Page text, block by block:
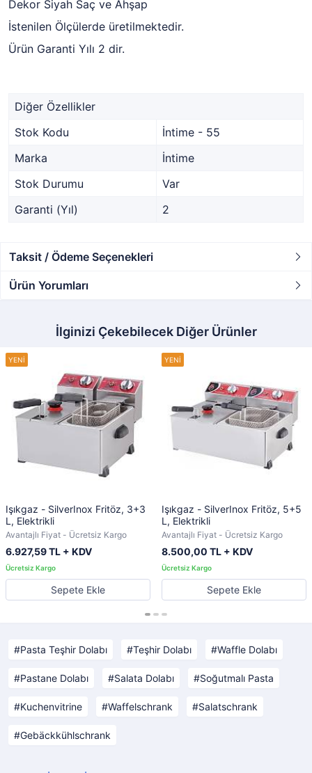
Dekor Siyah Saç ve Ahşap
İstenilen Ölçülerde üretilmektedir.
Ürün Garanti Yılı 2 dir.
Diğer Özellikler
Stok Kodu
İntime - 55
Marka
İntime
Stok Durumu
Var
Garanti (Yıl)
2
Taksit / Ödeme Seçenekleri
Ürün Yorumları
İlginizi Çekebilecek Diğer Ürünler
Işıkgaz - SilverInox Fritöz, 3+3
L, Elektrikli
Avantajlı Fiyat - Ücretsiz Kargo
6.927,59 TL + KDV
Sepete Ekle
Işıkgaz - SilverInox Fritöz, 5+5
L, Elektrikli
Avantajlı Fiyat - Ücretsiz Kargo
8.500,00 TL + KDV
Sepete Ekle
Pasta Teşhir Dolabı Teşhir Dolabı Waffle Dolabı
Pastane Dolabı Salata Dolabı Soğutmalı Pasta
Kuchenvitrine Waffelschrank Salatschrank
Gebäckkühlschrank